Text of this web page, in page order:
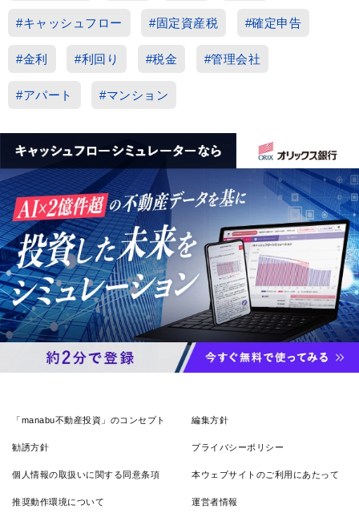
#キャッシュフロー #固定資産税 #確定申告
#金利 #利回り #税金 #管理会社
#アパート #マンション
「manabu不動産投資」のコンセプト 編集方針
勧誘方針 プライバシーポリシー
個人情報の取扱いに関する同意条項 本ウェブサイトのご利用にあたって
推奨動作環境について 運営者情報